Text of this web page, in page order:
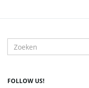
r
FOLLOW US!